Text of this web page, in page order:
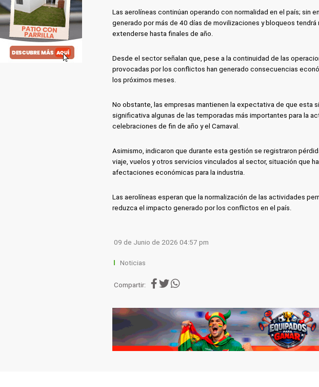
Las aerolíneas continúan operando con normalidad en el país; sin
generado por más de 40 días de movilizaciones y bloqueos
extenderse hasta finales de año.
Desde el sector señalan que, pese a la continuidad de las
provocadas por los conflictos han generado consecuencias
los próximos meses.
No obstante, las empresas mantienen la expectativa de que esta
significativa algunas de las temporadas más importantes para la
celebraciones de fin de año y el Carnaval.
Asimismo, indicaron que durante esta gestión se registraron
viaje, vuelos y otros servicios vinculados al sector, situación que
afectaciones económicas para la industria.
Las aerolíneas esperan que la normalización de las actividades
reduzca el impacto generado por los conflictos en el país.
09 de Junio de 2026 04:57 pm
Noticias
Compartir: